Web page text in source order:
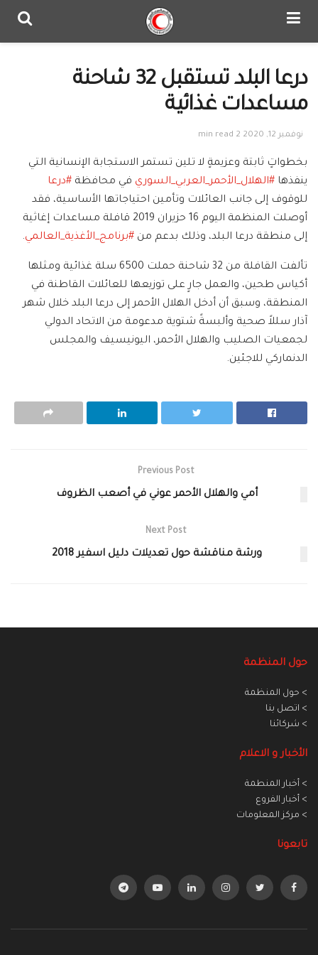
درعا البلد تستقبل 32 شاحنة
مساعدات غذائية
نوفمبر 12, 2020 2 min read
بخطواتٍ ثابتة وعزيمةٍ لا تلين تستمر الاستجابة الإنسانية التي
ينفذها #الهلال_الأحمر_العربي_السوري في محافظة #درعا
للوقوف إلى جانب العائلات وتأمين احتياجاتها الأساسية، فقد
أوصلت المنظمة اليوم 16 حزيران 2019 قافلة مساعدات إغاثية
إلى منطقة درعا البلد، وذلك بدعم من #برنامج_الأغذية_العالمي.
تألفت القافلة من 32 شاحنة حملت 6500 سلة غذائية ومثلها
أكياس طحين، والعمل جارٍ على توزيعها للعائلات القاطنة في
المنطقة، وسبق أن أدخل الهلال الأحمر إلى درعا البلد خلال شهر
آذار سللاً صحية وألبسةً شتوية مدعومة من الاتحاد الدولي
لجمعيات الصليب والهلال الأحمر، اليونيسيف والمجلس
الدنماركي للاجئين.
Previous Post
أمي والهلال الأحمر عوني في أصعب الظروف
Next Post
ورشة مناقشة حول تعديلات دليل اسفير 2018
حول المنظمة
> حول المنظمة
> اتصل بنا
> شركائنا
الأخبار و الاعلام
> أخبار المنطمة
> أخبار الفروع
> مركز المعلومات
تابعونا